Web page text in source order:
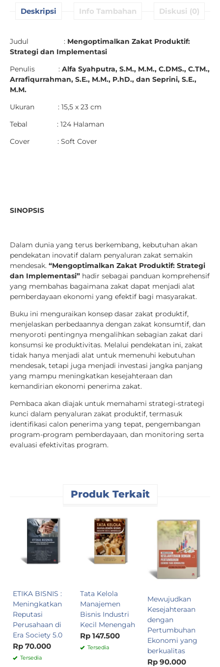
Deskripsi Info Tambahan Diskusi (0)
Judul : Mengoptimalkan Zakat Produktif:
Strategi dan Implementasi
Penulis : Alfa Syahputra, S.M., M.M., C.DMS., C.TM.,
Arrafiqurrahman, S.E., M.M., P.hD., dan Seprini, S.E.,
M.M.
Ukuran : 15,5 x 23 cm
Tebal : 124 Halaman
Cover : Soft Cover
SINOPSIS
Dalam dunia yang terus berkembang, kebutuhan akan
pendekatan inovatif dalam penyaluran zakat semakin
mendesak. “Mengoptimalkan Zakat Produktif: Strategi
dan Implementasi” hadir sebagai panduan komprehensif
yang membahas bagaimana zakat dapat menjadi alat
pemberdayaan ekonomi yang efektif bagi masyarakat.
Buku ini menguraikan konsep dasar zakat produktif,
menjelaskan perbedaannya dengan zakat konsumtif, dan
menyoroti pentingnya mengalihkan sebagian zakat dari
konsumsi ke produktivitas. Melalui pendekatan ini, zakat
tidak hanya menjadi alat untuk memenuhi kebutuhan
mendesak, tetapi juga menjadi investasi jangka panjang
yang mampu meningkatkan kesejahteraan dan
kemandirian ekonomi penerima zakat.
Pembaca akan diajak untuk memahami strategi-strategi
kunci dalam penyaluran zakat produktif, termasuk
identifikasi calon penerima yang tepat, pengembangan
program-program pemberdayaan, dan monitoring serta
evaluasi efektivitas program.
Produk Terkait
ETIKA BISNIS :
Meningkatkan
Reputasi
Perusahaan di
Era Society 5.0
Rp 70.000
Tersedia
Tata Kelola
Manajemen
Bisnis Industri
Kecil Menengah
Rp 147.500
Tersedia
Mewujudkan
Kesejahteraan
dengan
Pertumbuhan
Ekonomi yang
berkualitas
Rp 90.000